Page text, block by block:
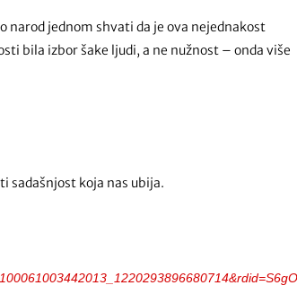
narod jednom shvati da je ova nejednakost
bila izbor šake ljudi, a ne nužnost – onda više
sadašnjost koja nas ubija.